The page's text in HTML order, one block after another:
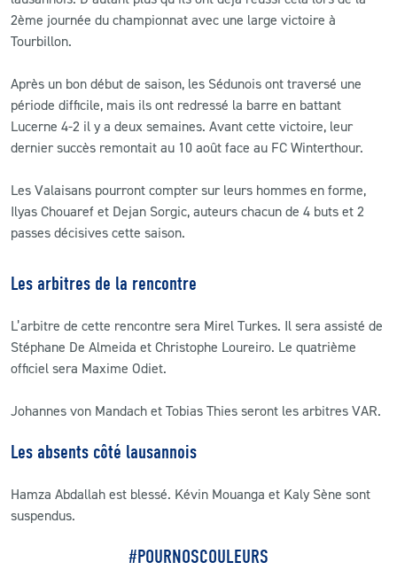
2ème journée du championnat avec une large victoire à
Tourbillon.
Après un bon début de saison, les Sédunois ont traversé une
période difficile, mais ils ont redressé la barre en battant
Lucerne 4-2 il y a deux semaines. Avant cette victoire, leur
dernier succès remontait au 10 août face au FC Winterthour.
Les Valaisans pourront compter sur leurs hommes en forme,
Ilyas Chouaref et Dejan Sorgic, auteurs chacun de 4 buts et 2
passes décisives cette saison.
Les arbitres de la rencontre
L’arbitre de cette rencontre sera Mirel Turkes. Il sera assisté de
Stéphane De Almeida et Christophe Loureiro. Le quatrième
officiel sera Maxime Odiet.
Johannes von Mandach et Tobias Thies seront les arbitres VAR.
Les absents côté lausannois
Hamza Abdallah est blessé. Kévin Mouanga et Kaly Sène sont
suspendus.
#POURNOSCOULEURS